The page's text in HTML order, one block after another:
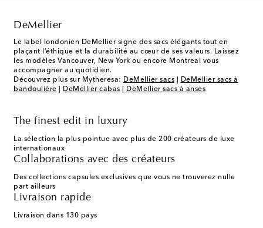
DeMellier
Le label londonien DeMellier signe des sacs élégants tout en
plaçant l’éthique et la durabilité au cœur de ses valeurs. Laissez
les modèles Vancouver, New York ou encore Montreal vous
accompagner au quotidien.
Découvrez plus sur Mytheresa: DeMellier sacs
DeMellier sacs à
bandoulière
DeMellier cabas DeMellier sacs à anses
The finest edit in luxury
La sélection la plus pointue avec plus de 200 créateurs de luxe
internationaux
Collaborations avec des créateurs
Des collections capsules exclusives que vous ne trouverez nulle
part ailleurs
Livraison rapide
Livraison dans 130 pays